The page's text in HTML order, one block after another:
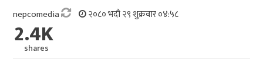
nepcomedia २०८० भदौ २९ शुक्रवार ०४:५८
2.4K
shares